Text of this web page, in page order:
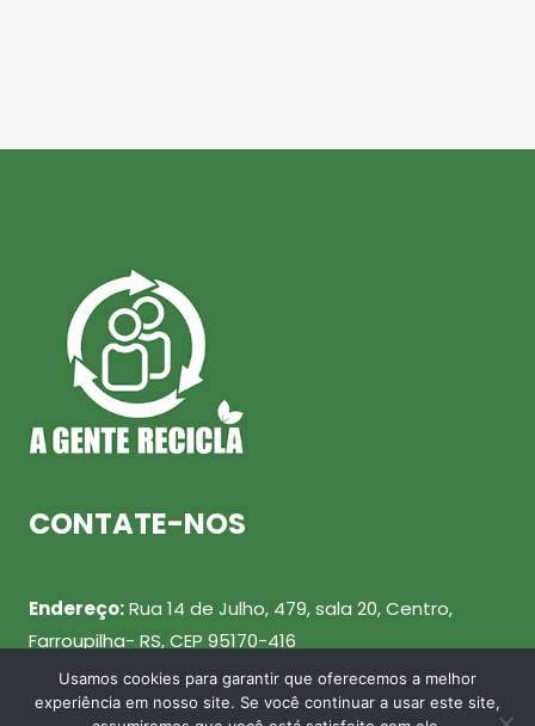
CONTATE-NOS
Endereço:Rua 14 de Julho, 479, sala 20, Centro,
Farroupilha- RS, CEP 95170-416
Telefone: (54) 99943-0461
Usamos cookies para garantir que oferecemos a melhor
experiência em nosso site. Se você continuar a usar este site,